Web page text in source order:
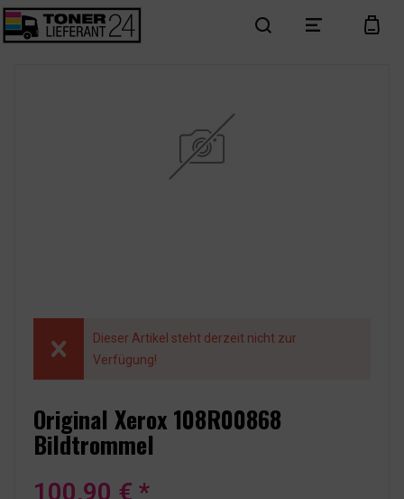
search menu cart
Dieser Artikel steht derzeit nicht zur
Verfügung!
Original Xerox 108R00868
Bildtrommel
100,90 € *